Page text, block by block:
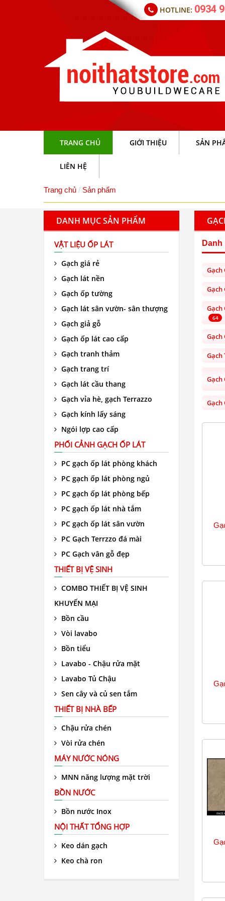
HOTLINE: 0934
TRANG CHỦ GIỚI THIỆU SẢN
LIÊN HỆ
Trang chủ Sản phẩm
DANH MỤC SẢN PHẨM
VẬT LIỆU ỐP LÁT
Gạch giá rẻ
Gạch lát nền
Gạch ốp tường
Gạch lát sân vườn- sân thượng
Gạch giả gỗ
Gạch ốp lát cao cấp
Gạch tranh thảm
Gạch trang trí
Gạch lát cầu thang
Gạch vỉa hè, gạch Terrazzo
Gạch kính lấy sáng
Ngói lợp cao cấp
PHỐI CẢNH GẠCH ỐP LÁT
PC gạch ốp lát phòng khách
PC gạch ốp lát phòng ngủ
PC gạch ốp lát phòng bếp
PC gạch ốp lát nhà tắm
PC gạch ốp lát sân vườn
PC Gạch Terrzzo đá mài
PC Gạch vân gỗ đẹp
THIẾT BỊ VỆ SINH
COMBO THIẾT BỊ VỆ SINH
KHUYẾN MẠI
Bồn cầu
Vòi lavabo
Bồn tiểu
Lavabo - Chậu rửa mặt
Lavabo Tủ Chậu
Sen cây và củ sen tắm
THIẾT BỊ NHÀ BẾP
Chậu rửa chén
Vòi rửa chén
MÁY NƯỚC NÓNG
MNN năng lượng mặt trời
BỒN NƯỚC
Bồn nước Inox
NỘI THẤT TỔNG HỢP
Keo dán gạch
Keo chà ron
Gạch
Gạch
Gạch
64
Gạch
Gạch
Gạch
Gạch